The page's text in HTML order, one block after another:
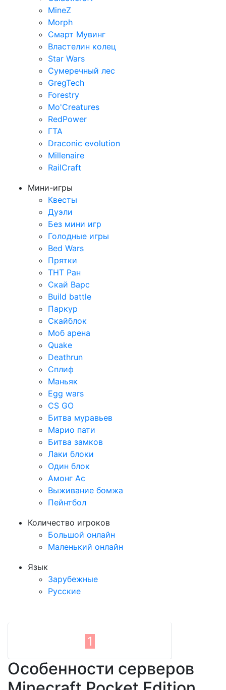
MineZ
Morph
Смарт Мувинг
Властелин колец
Star Wars
Сумеречный лес
GregTech
Forestry
Mo'Creatures
RedPower
ГТА
Draconic evolution
Millenaire
RailCraft
Мини-игры
Квесты
Дуэли
Без мини игр
Голодные игры
Bed Wars
Прятки
ТНТ Ран
Скай Варс
Build battle
Паркур
Скайблок
Моб арена
Quake
Deathrun
Сплиф
Маньяк
Egg wars
CS GO
Битва муравьев
Марио пати
Битва замков
Лаки блоки
Один блок
Амонг Ас
Выживание бомжа
Пейнтбол
Количество игроков
Большой онлайн
Маленький онлайн
Язык
Зарубежные
Русские
1
Особенности серверов